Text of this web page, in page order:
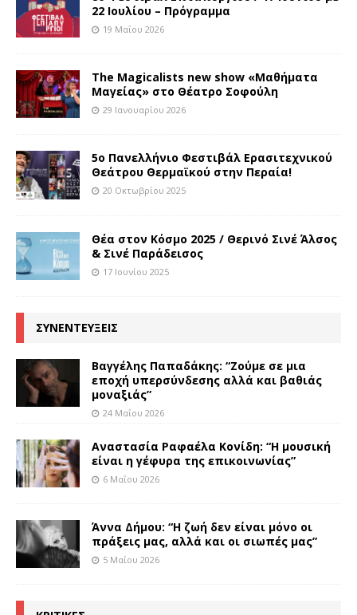
22 Ιουλίου – Πρόγραμμα
19 Μαΐου 2026
The Magicalists new show «Μαθήματα
Μαγείας» στο Θέατρο Σοφούλη
29 Ιανουαρίου 2026
5ο Πανελλήνιο Φεστιβάλ Ερασιτεχνικού
Θεάτρου Θερμαϊκού στην Περαία!
20 Οκτωβρίου 2025
Θέα στον Κόσμο 2025 / Θερινό Σινέ Άλσος
& Σινέ Παράδεισος
17 Ιουνίου 2025
ΣΥΝΕΝΤΕΥΞΕΙΣ
Βαγγέλης Παπαδάκης: “Ζούμε σε μια
εποχή υπερσύνδεσης αλλά και βαθιάς
μοναξιάς”
24 Μαΐου 2026
Αναστασία Ραφαέλα Κονίδη: “Η μουσική
είναι η γέφυρα της επικοινωνίας”
6 Μαΐου 2026
Άννα Δήμου: “Η ζωή δεν είναι μόνο οι
πράξεις μας, αλλά και οι σιωπές μας”
5 Μαΐου 2026